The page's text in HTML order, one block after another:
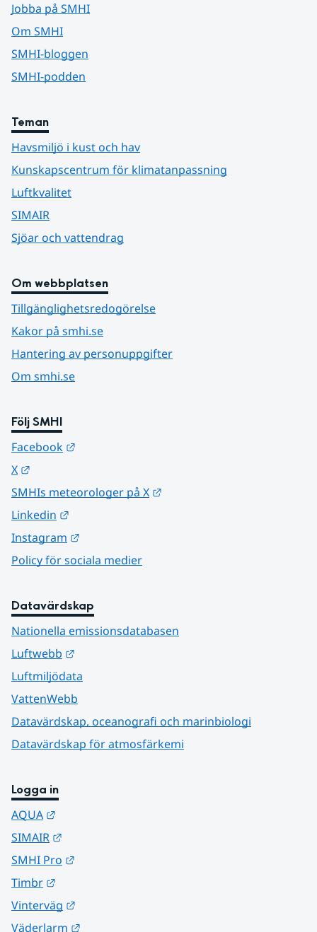
Jobba på SMHI
Om SMHI
SMHI-bloggen
SMHI-podden
Teman
Havsmiljö i kust och hav
Kunskapscentrum för klimatanpassning
Luftkvalitet
SIMAIR
Sjöar och vattendrag
Om webbplatsen
Tillgänglighetsredogörelse
Kakor på smhi.se
Hantering av personuppgifter
Om smhi.se
Följ SMHI
Facebook
X
SMHIs meteorologer på X
Linkedin
Instagram
Policy för sociala medier
Datavärdskap
Nationella emissionsdatabasen
Luftwebb
Luftmiljödata
VattenWebb
Datavärdskap, oceanografi och marinbiologi
Datavärdskap för atmosfärkemi
Logga in
AQUA
SIMAIR
SMHI Pro
Timbr
Vinterväg
Väderlarm